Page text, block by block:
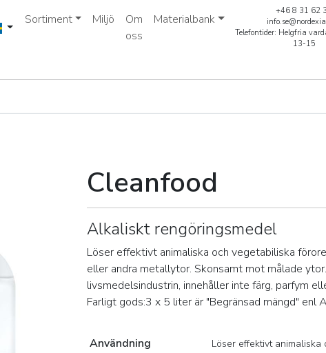
Sortiment Miljö
Om
oss
Materialbank
+46 8 31 62
Telefontider: Helgfria
13-15
Cleanfood
Alkaliskt rengöringsmedel
Löser effektivt animaliska och vegetabiliska
eller andra metallytor. Skonsamt mot målade
livsmedelsindustrin, innehåller inte färg, parfym
Farligt gods:3 x 5 liter är "Begränsad mängd" enl
Användning
Löser effektivt